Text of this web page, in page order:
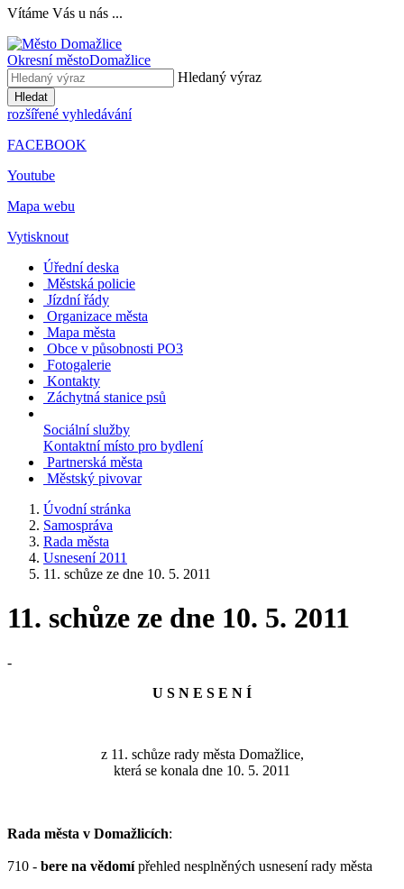
Vítáme Vás u nás ...
Okresní městoDomažlice
Hledaný výraz
Hledat
rozšířené vyhledávání
FACEBOOK
Youtube
Mapa webu
Vytisknout
Úřední deska
Městská policie
Jízdní řády
Organizace města
Mapa města
Obce v působnosti PO3
Fotogalerie
Kontakty
Záchytná stanice psů
Sociální služby
Kontaktní místo pro bydlení
Partnerská města
Městský pivovar
Úvodní stránka
Samospráva
Rada města
Usnesení 2011
11. schůze ze dne 10. 5. 2011
11. schůze ze dne 10. 5. 2011
-
U S N E S E N Í
z 11. schůze rady města Domažlice,
která se konala dne 10. 5. 2011
Rada města v Domažlicích:
710 - bere na vědomípřehled nesplněných usnesení rady města